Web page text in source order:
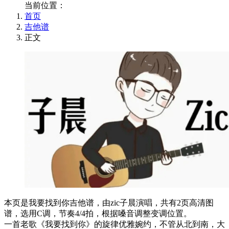
当前位置：
首页
吉他谱
正文
本页是我要找到你吉他谱，由zic子晨演唱，共有2页高清图
谱，选用C调，节奏4/4拍，根据嗓音调整变调位置。
一首老歌《我要找到你》的旋律优雅婉约，不管从北到南，大